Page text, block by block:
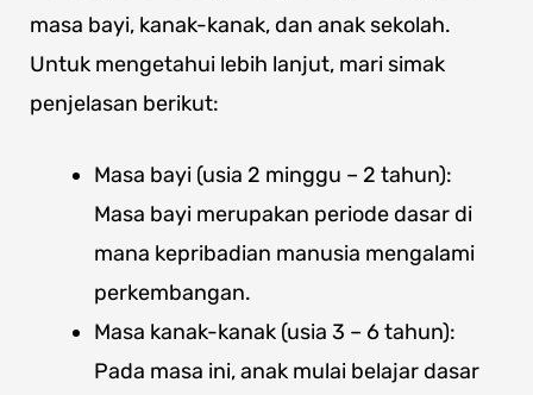
masa bayi, kanak-kanak, dan anak sekolah.
Untuk mengetahui lebih lanjut, mari simak
penjelasan berikut:
Masa bayi (usia 2 minggu – 2 tahun):
Masa bayi merupakan periode dasar di
mana kepribadian manusia mengalami
perkembangan.
Masa kanak-kanak (usia 3 – 6 tahun):
Pada masa ini, anak mulai belajar dasar